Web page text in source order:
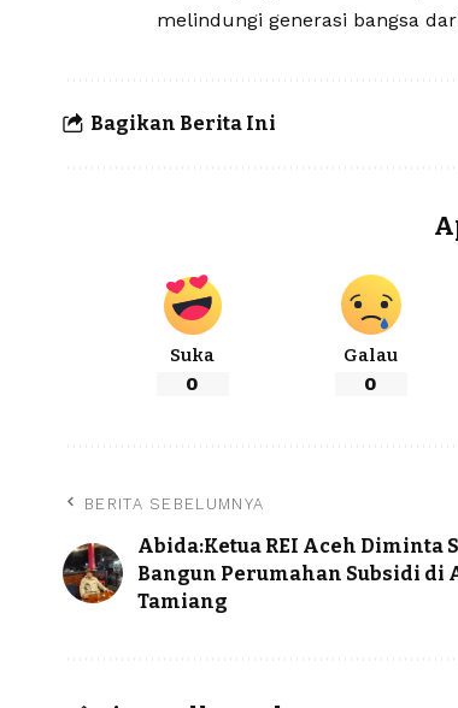
melindungi generasi bangsa
Bagikan Berita Ini
Suka
0
Galau
0
BERITA SEBELUMNYA
Abida:Ketua REI Aceh Diminta
Bangun Perumahan Subsidi di
Tamiang